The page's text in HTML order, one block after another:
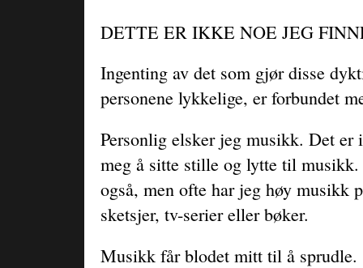
DETTE ER IKKE NOE JEG
Ingenting av det som gjør disse
personene lykkelige, er forbundet
Personlig elsker jeg musikk. Det er
meg å sitte stille og lytte til
også, men ofte har jeg høy musikk
sketsjer, tv-serier eller bøker.
Musikk får blodet mitt til å sprudle.